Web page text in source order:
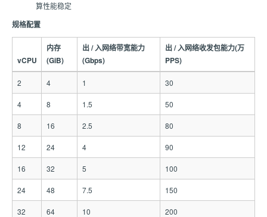
算性能稳定
规格配置
vCPU
内存
(GiB)
出 / 入网络带宽能力
(Gbps)
出 / 入网络收发包能力(万
PPS)
2 4 1 30
4 8 1.5 50
8 16 2.5 80
12 24 4 90
16 32 5 100
24 48 7.5 150
32 64 10 200